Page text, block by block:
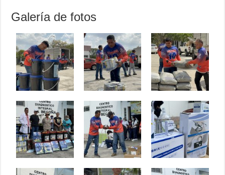
Galería de fotos